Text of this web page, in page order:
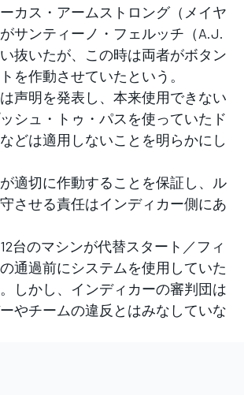
カス・アームストロング（メイヤ
サンティーノ・フェルッチ（A.J.
抜いたが、この時は両者がボタン
を作動させていたという。
声明を発表し、本来使用できない
シュ・トゥ・パスを使っていたド
どは適用しないことを明らかにし
が適切に作動することを保証し、ル
させる責任はインディカー側にあ
台のマシンが代替スタート／フィ
通過前にシステムを使用していた
しかし、インディカーの審判団は
やチームの違反とはみなしていな